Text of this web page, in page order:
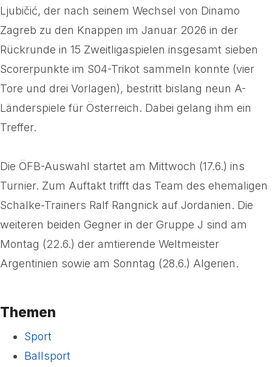
Ljubičić, der nach seinem Wechsel von Dinamo
Zagreb zu den Knappen im Januar 2026 in der
Rückrunde in 15 Zweitligaspielen insgesamt sieben
Scorerpunkte im S04-Trikot sammeln konnte (vier
Tore und drei Vorlagen), bestritt bislang neun A-
Länderspiele für Österreich. Dabei gelang ihm ein
Treffer.
Die ÖFB-Auswahl startet am Mittwoch (17.6.) ins
Turnier. Zum Auftakt trifft das Team des ehemaligen
Schalke-Trainers Ralf Rangnick auf Jordanien. Die
weiteren beiden Gegner in der Gruppe J sind am
Montag (22.6.) der amtierende Weltmeister
Argentinien sowie am Sonntag (28.6.) Algerien.
Themen
Sport
Ballsport